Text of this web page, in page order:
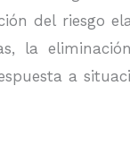
del riesgo
la
a